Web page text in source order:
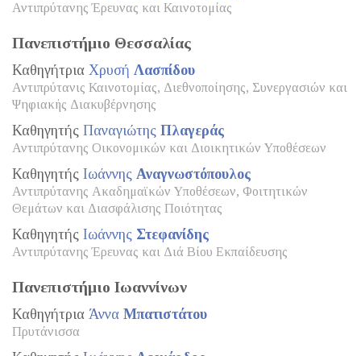
Αντιπρύτανης Έρευνας και Καινοτομίας
Πανεπιστήμιο Θεσσαλίας
Καθηγήτρια Χρυσή Λασπίδου
Αντιπρύτανις Καινοτομίας, Διεθνοποίησης, Συνεργασιών και
Ψηφιακής Διακυβέρνησης
Καθηγητής Παναγιώτης Πλαγεράς
Αντιπρύτανης Οικονομικών και Διοικητικών Υποθέσεων
Καθηγητής Ιωάννης Αναγνωστόπουλος
Αντιπρύτανης Ακαδημαϊκών Υποθέσεων, Φοιτητικών
Θεμάτων και Διασφάλισης Ποιότητας
Καθηγητής Ιωάννης Στεφανίδης
Αντιπρύτανης Έρευνας και Διά Βίου Εκπαίδευσης
Πανεπιστήμιο Ιωαννίνων
Καθηγήτρια Άννα Μπατιστάτου
Πρυτάνισσα